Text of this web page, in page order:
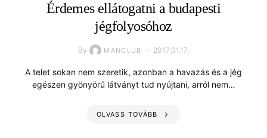
Érdemes ellátogatni a budapesti
jégfolyosóhoz
By MANCLUB 2017.01.17.
A telet sokan nem szeretik, azonban a havazás és a jég
egészen gyönyörű látványt tud nyújtani, arról nem…
OLVASS TOVÁBB